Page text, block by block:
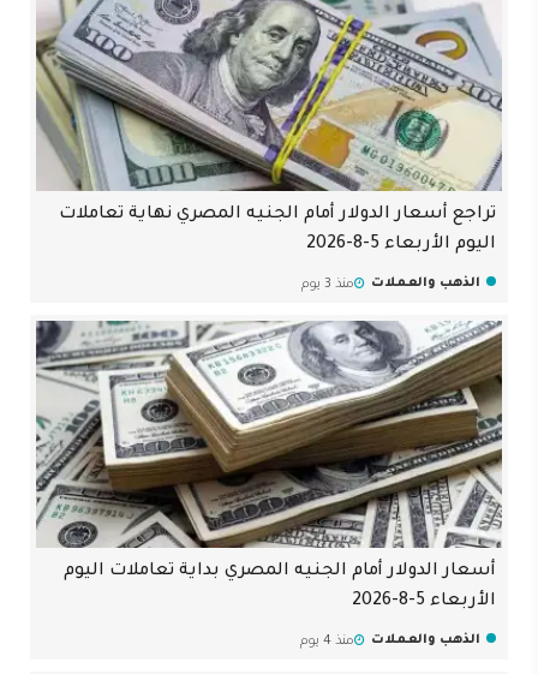
تراجع أسعار الدولار أمام الجنيه المصري نهاية تعاملات
اليوم الأربعاء 5-8-2026
الذهب والعملات منذ 3 يوم
أسعار الدولار أمام الجنيه المصري بداية تعاملات اليوم
الأربعاء 5-8-2026
الذهب والعملات منذ 4 يوم